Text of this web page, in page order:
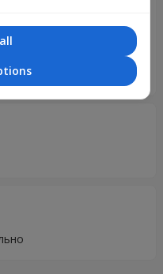
адресна доставка з
та